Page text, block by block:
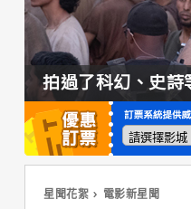
拍過了科幻、史詩
星聞花絮 電影新星聞